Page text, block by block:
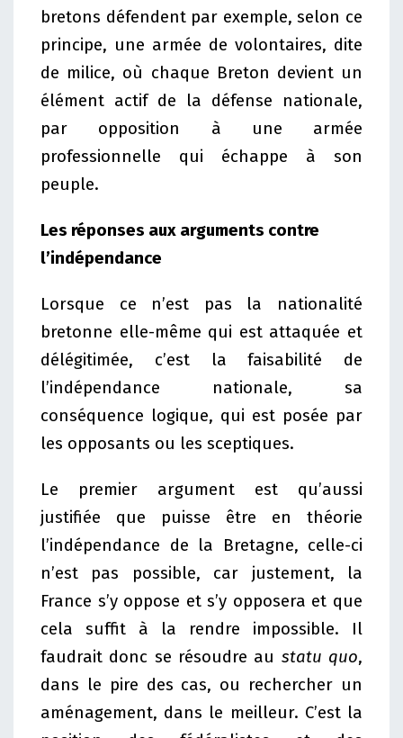
bretons défendent par exemple, selon ce
principe, une armée de volontaires, dite
de milice, où chaque Breton devient un
élément actif de la défense nationale,
par opposition à une armée
professionnelle qui échappe à son
peuple.
Les réponses aux arguments contre
l’indépendance
Lorsque ce n’est pas la nationalité
bretonne elle-même qui est attaquée et
délégitimée, c’est la faisabilité de
l’indépendance nationale, sa
conséquence logique, qui est posée par
les opposants ou les sceptiques.
Le premier argument est qu’aussi
justifiée que puisse être en théorie
l’indépendance de la Bretagne, celle-ci
n’est pas possible, car justement, la
France s’y oppose et s’y opposera et que
cela suffit à la rendre impossible. Il
faudrait donc se résoudre au statu quo,
dans le pire des cas, ou rechercher un
aménagement, dans le meilleur. C’est la